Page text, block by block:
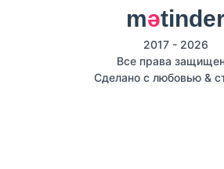
mә
2017 - 2026
Все права
Сделано с любовью &